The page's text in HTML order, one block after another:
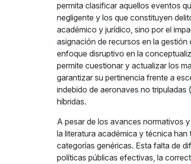
permita clasificar aquellos eventos
negligente y los que constituyen
académico y jurídico, sino por el
asignación de recursos en la
enfoque disruptivo en la
permite cuestionar y actualizar los
garantizar su pertinencia frente a
indebido de aeronaves no
híbridas.
A pesar de los avances normativos
la literatura académica y técnica
categorías genéricas. Esta falta de
políticas públicas efectivas, la